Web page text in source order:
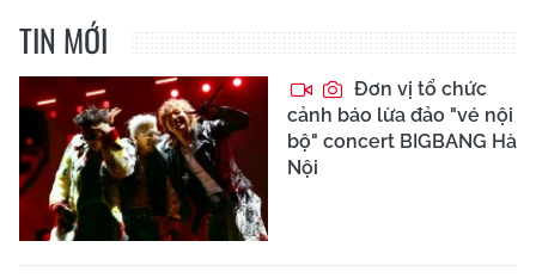
TIN MỚI
Đơn vị tổ chức
cảnh báo lừa đảo "vé nội
bộ" concert BIGBANG Hà
Nội